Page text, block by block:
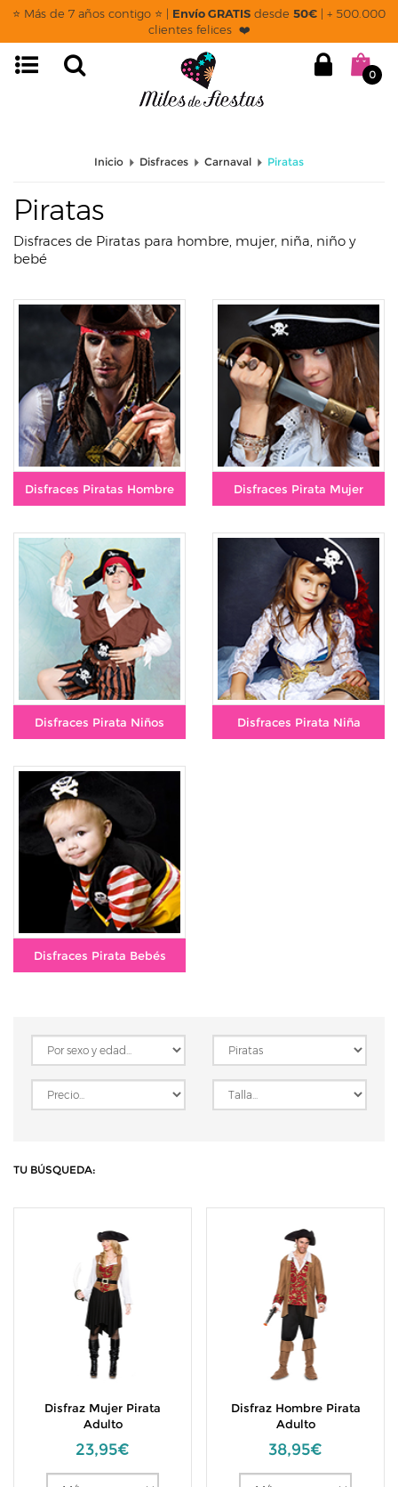
⭐ Más de 7 años contigo ⭐ | Envío GRATIS desde 50€ | + 500.000
clientes felices ❤️
0
page: categoria
Inicio Disfraces Carnaval Piratas
Piratas
Disfraces de Piratas para hombre, mujer, niña, niño y
bebé
Disfraces Piratas Hombre Disfraces Pirata Mujer
Disfraces Pirata Niños Disfraces Pirata Niña
Disfraces Pirata Bebés
TU BÚSQUEDA:
Disfraz Mujer Pirata
Adulto
23,95€
Disfraz Hombre Pirata
Adulto
38,95€